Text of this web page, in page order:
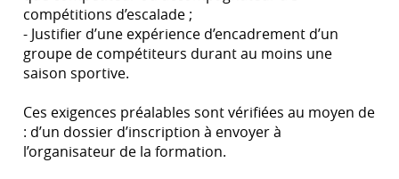
compétitions d’escalade ;
- Justifier d’une expérience d’encadrement d’un
groupe de compétiteurs durant au moins une
saison sportive.
Ces exigences préalables sont vérifiées au moyen de
: d’un dossier d’inscription à envoyer à
l’organisateur de la formation.